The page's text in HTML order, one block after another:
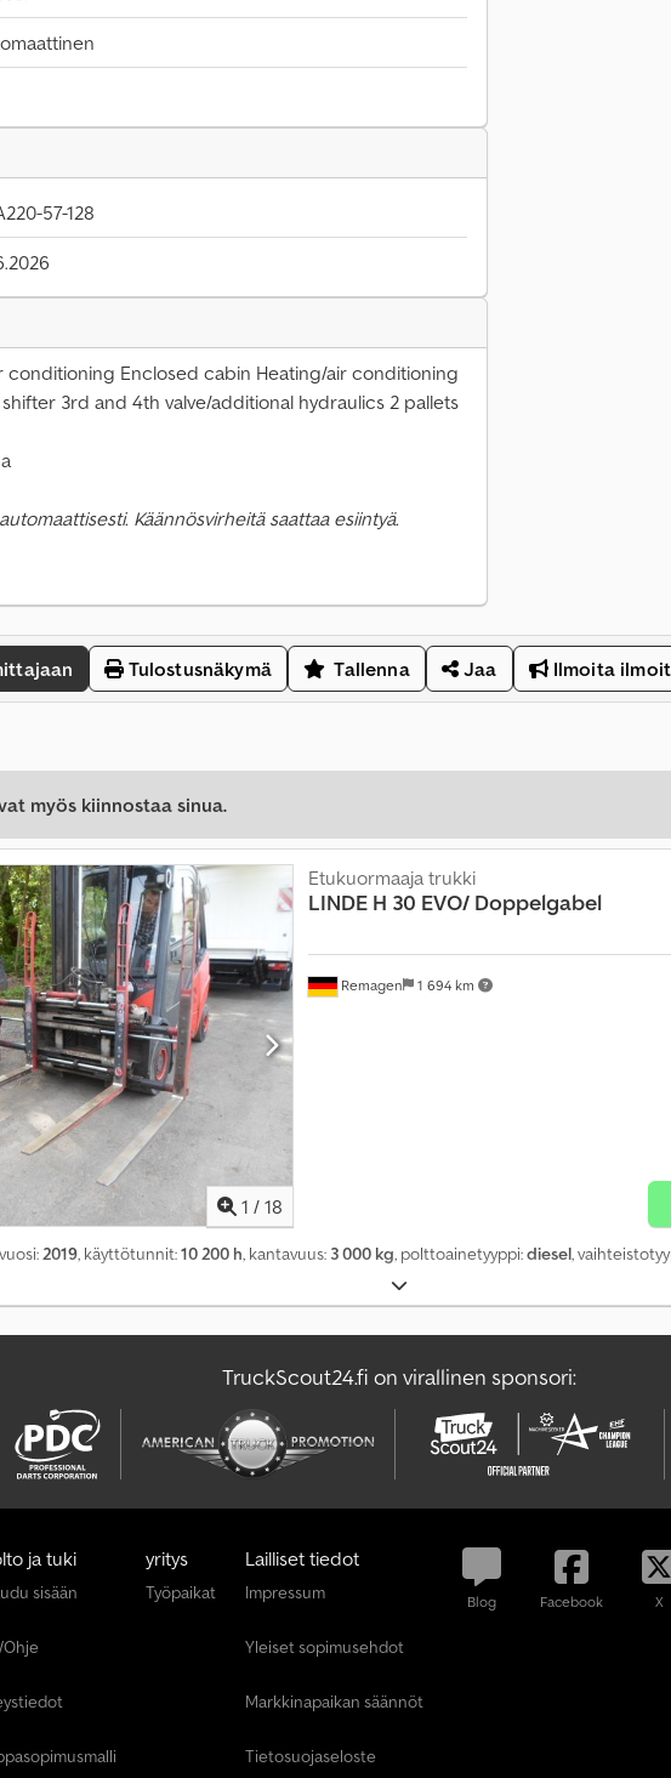
57-128
conditioning Enclosed cabin Heating/air conditioning
3rd and 4th valve/additional hydraulics 2 pallets
Käännösvirheitä saattaa esiintyä.
Tulostusnäkymä Tallenna Jaa Ilmoita
myös kiinnostaa sinua.
1 / 18
Remagen 1 694 km
Etukuormaaja trukki
LINDE H 30 EVO/ Doppelgabel
2019, käyttötunnit:10 200 h, kantavuus: 3 000 kg, polttoainetyyppi:diesel,
TruckScout24.fi on virallinen sponsori:
ja tuki
sisään
Ohje
yritys
Työpaikat
Lailliset tiedot
Impressum
Yleiset sopimusehdot
Markkinapaikan säännöt
Tietosuojaseloste
Blog Facebook X